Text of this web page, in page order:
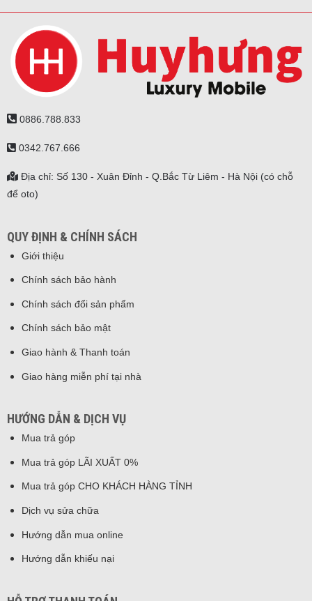
0886.788.833
0342.767.666
Địa chỉ: Số 130 - Xuân Đỉnh - Q.Bắc Từ Liêm - Hà Nội (có chỗ
để oto)
QUY ĐỊNH & CHÍNH SÁCH
Giới thiệu
Chính sách bảo hành
Chính sách đổi sản phẩm
Chính sách bảo mật
Giao hành & Thanh toán
Giao hàng miễn phí tại nhà
HƯỚNG DẪN & DỊCH VỤ
Mua trả góp
Mua trả góp LÃI XUẤT 0%
Mua trả góp CHO KHÁCH HÀNG TỈNH
Dịch vụ sửa chữa
Hướng dẫn mua online
Hướng dẫn khiếu nại